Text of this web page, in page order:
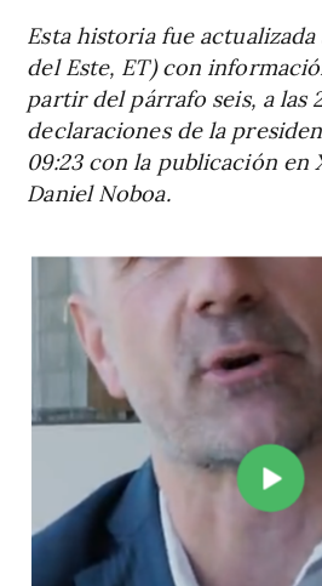
Esta historia fue
del Este, ET) con
partir del párrafo seis, a las
declaraciones de la
09:23 con la publicación en
Daniel Noboa.